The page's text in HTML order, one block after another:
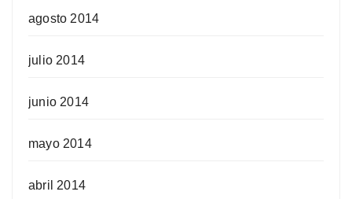
agosto 2014
julio 2014
junio 2014
mayo 2014
abril 2014